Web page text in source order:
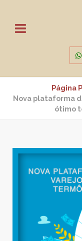
Página
Nova plataforma
ótimo